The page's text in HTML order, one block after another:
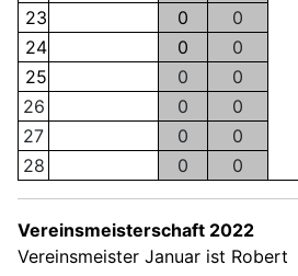
23
0
0
24
0
0
25
0
0
26
0
0
27
0
0
28
0 0
Vereinsmeisterschaft 2022
Vereinsmeister Januar ist Robert